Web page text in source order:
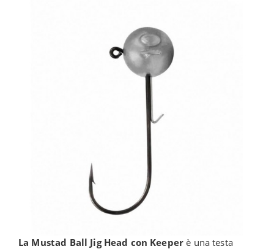
La Mustad Ball Jig Head con Keeperè una testa